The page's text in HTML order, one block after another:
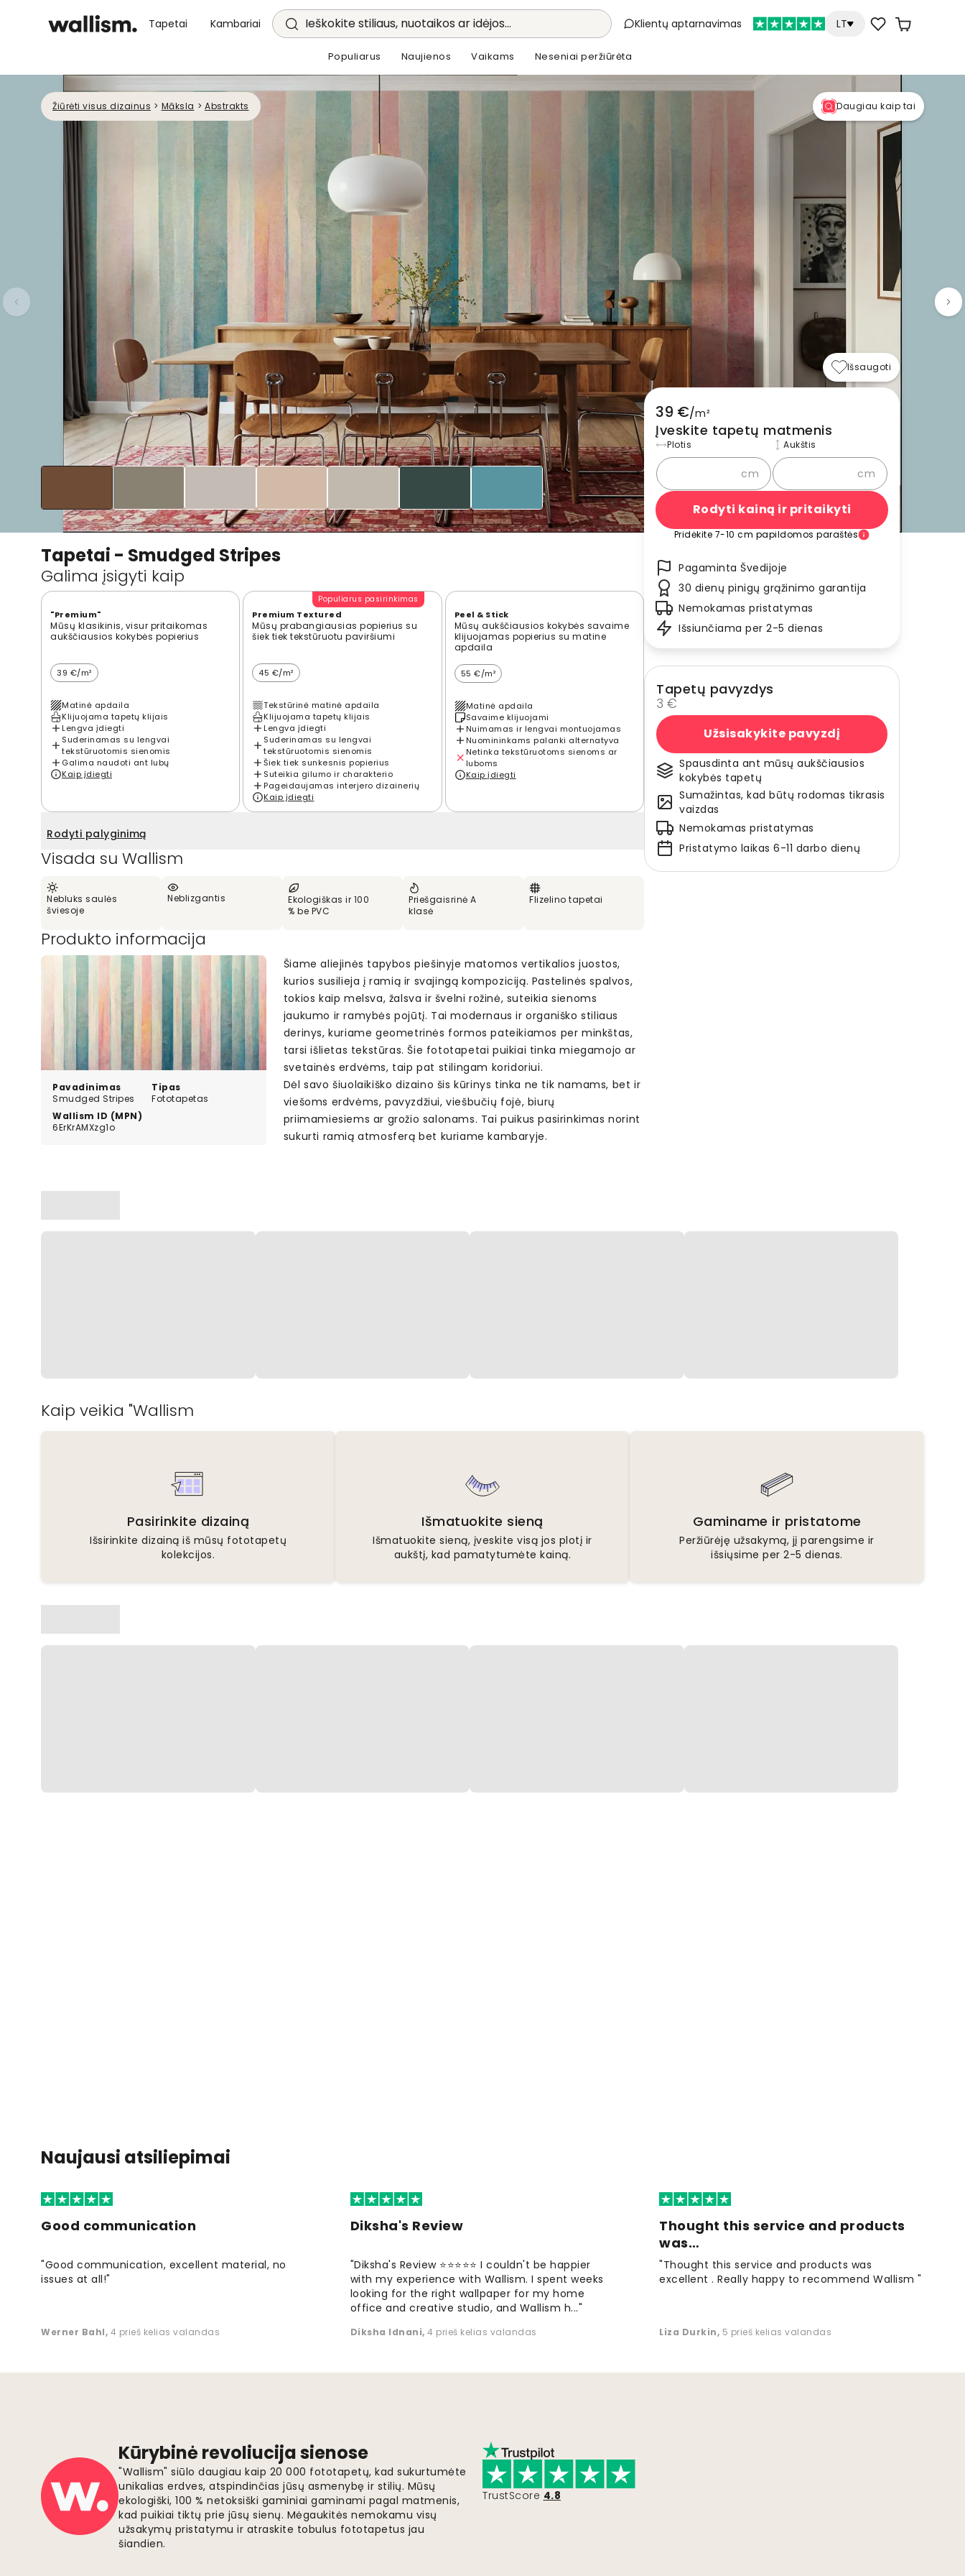
Tapetai Kambariai Ieškokite stiliaus, nuotaikos ar idėjos... Klientų aptarnavimas LT
Populiarus Naujienos Vaikams Neseniai peržiūrėta
Žiūrėti visus dizainus > Māksla > Abstrakts Daugiau kaip tai
Tapetai - Smudged Stripes
Galima įsigyti kaip
"Premium"
Mūsų klasikinis, visur pritaikomas
aukščiausios kokybės popierius
39 €/m²
Matinė apdaila
Klijuojama tapetų klijais
Lengva įdiegti
Suderinamas su lengvai
tekstūruotomis sienomis
Galima naudoti ant lubų
Kaip įdiegti
Populiarus pasirinkimas
Premium Textured
Mūsų prabangiausias popierius su
šiek tiek tekstūruotu paviršiumi
45 €/m²
Tekstūrinė matinė apdaila
Klijuojama tapetų klijais
Lengva įdiegti
Suderinamas su lengvai
tekstūruotomis sienomis
Šiek tiek sunkesnis popierius
Suteikia gilumo ir charakterio
Pageidaujamas interjero dizainerių
Kaip įdiegti
Peel & Stick
Mūsų aukščiausios kokybės savaime
klijuojamas popierius su matine
apdaila
55 €/m²
Matinė apdaila
Savaime klijuojami
Nuimamas ir lengvai montuojamas
Nuomininkams palanki alternatyva
Netinka tekstūruotoms sienoms ar
luboms
Kaip įdiegti
Rodyti palyginimą
Visada su Wallism
Nebluks saulės
šviesoje
Neblizgantis
Ekologiškas ir 100
% be PVC
Priešgaisrinė A
klasė
Flizelino tapetai
Produkto informacija
Pavadinimas
Smudged Stripes
Tipas
Fototapetas
Wallism ID (MPN)
6ErKrAMXzg1o
Šiame aliejinės tapybos piešinyje matomos vertikalios juostos,
kurios susilieja į ramią ir svajingą kompoziciją. Pastelinės spalvos,
tokios kaip melsva, žalsva ir švelni rožinė, suteikia sienoms
jaukumo ir ramybės pojūtį. Tai modernaus ir organiško stiliaus
derinys, kuriame geometrinės formos pateikiamos per minkštas,
tarsi išlietas tekstūras. Šie fototapetai puikiai tinka miegamojo ar
svetainės erdvėms, taip pat stilingam koridoriui.
Dėl savo šiuolaikiško dizaino šis kūrinys tinka ne tik namams, bet ir
viešoms erdvėms, pavyzdžiui, viešbučių fojė, biurų
priimamiesiems ar grožio salonams. Tai puikus pasirinkimas norint
sukurti ramią atmosferą bet kuriame kambaryje.
Išsaugoti
39 €/m²
Įveskite tapetų matmenis
Plotis
cm
Aukštis
cm
Rodyti kainą ir pritaikyti
Pridėkite 7-10 cm papildomos paraštės
Pagaminta Švedijoje
30 dienų pinigų grąžinimo garantija
Nemokamas pristatymas
Išsiunčiama per 2-5 dienas
Tapetų pavyzdys
3 €
Užsisakykite pavyzdį
Spausdinta ant mūsų aukščiausios
kokybės tapetų
Sumažintas, kad būtų rodomas tikrasis
vaizdas
Nemokamas pristatymas
Pristatymo laikas 6-11 darbo dienų
Kaip veikia "Wallism
Pasirinkite dizainą
Išsirinkite dizainą iš mūsų fototapetų
kolekcijos.
Išmatuokite sieną
Išmatuokite sieną, įveskite visą jos plotį ir
aukštį, kad pamatytumėte kainą.
Gaminame ir pristatome
Peržiūrėję užsakymą, jį parengsime ir
išsiųsime per 2-5 dienas.
Naujausi atsiliepimai
Good communication
"Good communication, excellent material, no
issues at all!"
Werner Bahl, 4 prieš kelias valandas
Diksha's Review
"Diksha's Review ⭐⭐⭐⭐⭐ I couldn't be happier
with my experience with Wallism. I spent weeks
looking for the right wallpaper for my home
office and creative studio, and Wallism h..."
Diksha Idnani, 4 prieš kelias valandas
Thought this service and products
was…
"Thought this service and products was
excellent . Really happy to recommend Wallism "
Liza Durkin, 5 prieš kelias valandas
Kūrybinė revoliucija sienose
"Wallism" siūlo daugiau kaip 20 000 fototapetų, kad sukurtumėte
unikalias erdves, atspindinčias jūsų asmenybę ir stilių. Mūsų
ekologiški, 100 % netoksiški gaminiai gaminami pagal matmenis,
kad puikiai tiktų prie jūsų sienų. Mėgaukitės nemokamu visų
užsakymų pristatymu ir atraskite tobulus fototapetus jau
šiandien.
TrustScore 4.8